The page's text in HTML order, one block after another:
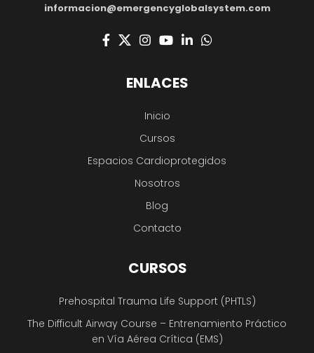
informacion@emergencyglobalsystem.com
ENLACES
Inicio
Cursos
Espacios Cardioprotegidos
Nosotros
Blog
Contacto
CURSOS
Prehospital Trauma Life Support (PHTLS)
The Difficult Airway Course – Entrenamiento Práctico
en Vía Aérea Crítica (EMS)